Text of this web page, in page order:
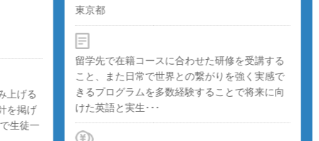
る
げ
一
東京都
留学先で在籍コースに合わせた研修を受講する
こと、また日常で世界との繋がりを強く実感で
きるプログラムを多数経験することで将来に向
けた英語と実生･･･